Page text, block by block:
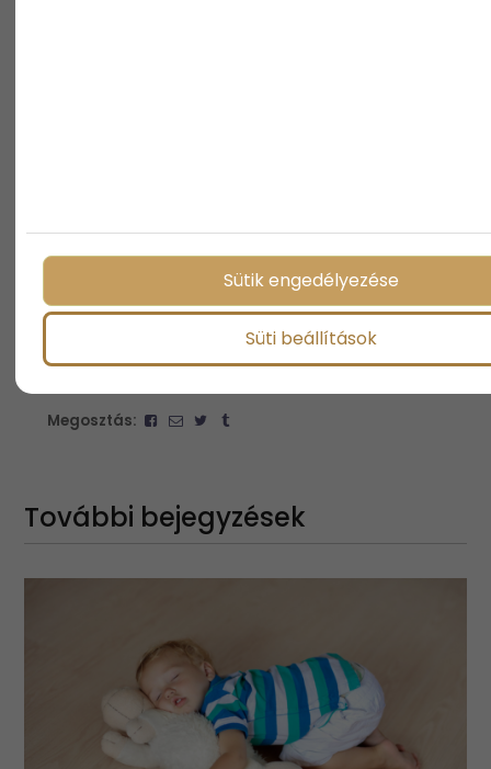
Megosztás:
További bejegyzések
Sütik engedélyezése
Süti beállítások